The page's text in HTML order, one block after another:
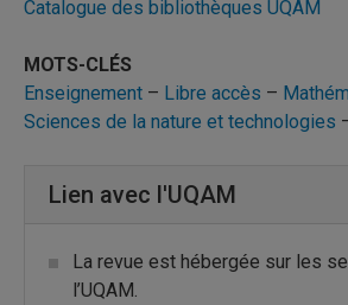
Catalogue des bibliothèques UQAM
MOTS-CLÉS
Enseignement – Libre accès –
Sciences de la nature et technologies
Lien avec l'UQAM
La revue est hébergée sur les
l’UQAM.